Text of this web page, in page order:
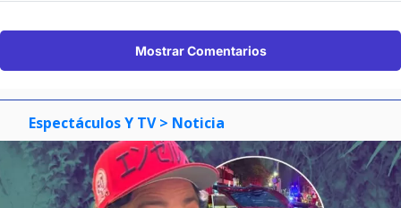
Mostrar Comentarios
Espectáculos Y TV > Noticia